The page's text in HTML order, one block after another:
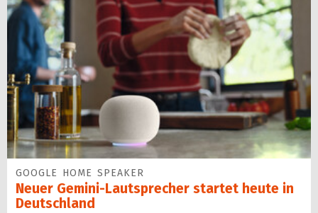
GOOGLE HOME SPEAKER
Neuer Gemini-Laut­spre­cher startet heu­te in
Deutschland